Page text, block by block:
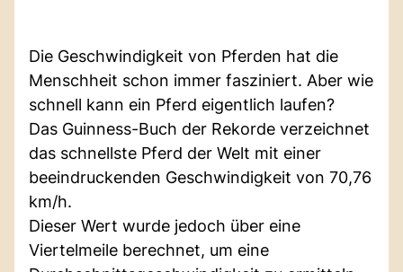
Die Geschwindigkeit von Pferden hat die
Menschheit schon immer fasziniert. Aber wie
schnell kann ein Pferd eigentlich laufen?
Das Guinness-Buch der Rekorde verzeichnet
das schnellste Pferd der Welt mit einer
beeindruckenden Geschwindigkeit von 70,76
km/h.
Dieser Wert wurde jedoch über eine
Viertelmeile berechnet, um eine